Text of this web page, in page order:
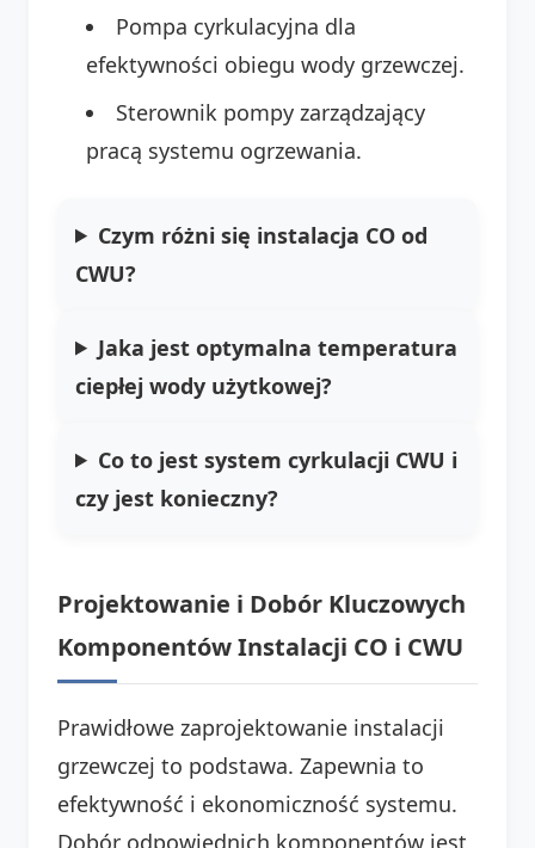
Pompa cyrkulacyjna dla
efektywności obiegu wody grzewczej.
Sterownik pompy zarządzający
pracą systemu ogrzewania.
Czym różni się instalacja CO od
CWU?
Jaka jest optymalna temperatura
ciepłej wody użytkowej?
Co to jest system cyrkulacji CWU i
czy jest konieczny?
Projektowanie i Dobór Kluczowych
Komponentów Instalacji CO i CWU
Prawidłowe zaprojektowanie instalacji
grzewczej to podstawa. Zapewnia to
efektywność i ekonomiczność systemu.
Dobór odpowiednich komponentów jest